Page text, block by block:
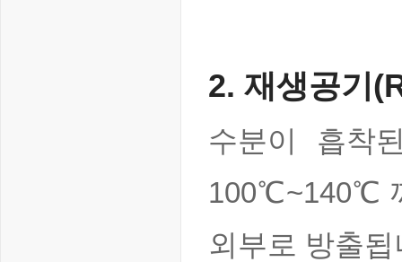
2. 재생공기
수분이 흡착
100℃~140℃
외부로 방출됩